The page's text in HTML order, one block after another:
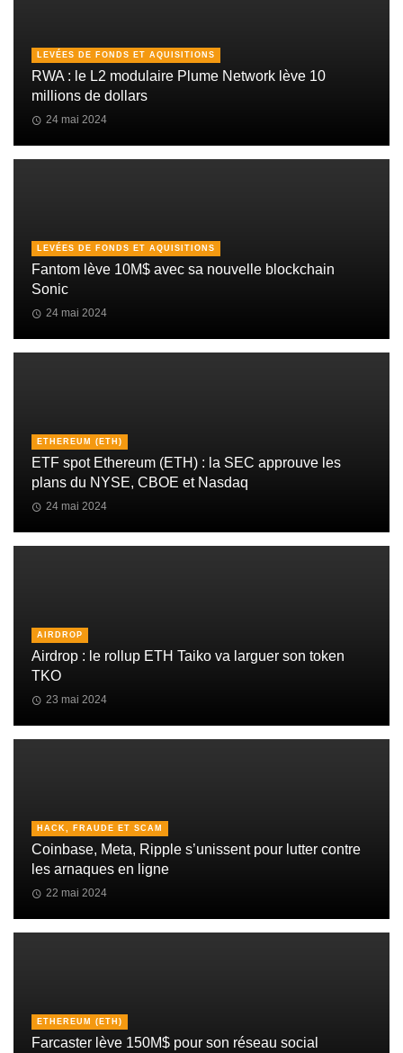
LEVÉES DE FONDS ET AQUISITIONS
RWA : le L2 modulaire Plume Network lève 10
millions de dollars
24 mai 2024
LEVÉES DE FONDS ET AQUISITIONS
Fantom lève 10M$ avec sa nouvelle blockchain
Sonic
24 mai 2024
ETHEREUM (ETH)
ETF spot Ethereum (ETH) : la SEC approuve les
plans du NYSE, CBOE et Nasdaq
24 mai 2024
AIRDROP
Airdrop : le rollup ETH Taiko va larguer son token
TKO
23 mai 2024
HACK, FRAUDE ET SCAM
Coinbase, Meta, Ripple s’unissent pour lutter contre
les arnaques en ligne
22 mai 2024
ETHEREUM (ETH)
Farcaster lève 150M$ pour son réseau social